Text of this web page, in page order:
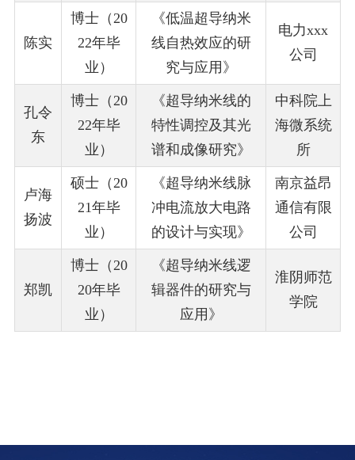
陈实
博士（20
22年毕
业）
《低温超导纳米
线自热效应的研
究与应用》
电力xxx
公司
孔令
东
博士（20
22年毕
业）
《超导纳米线的
特性调控及其光
谱和成像研究》
中科院上
海微系统
所
卢海
扬波
硕士（20
21年毕
业）
《超导纳米线脉
冲电流放大电路
的设计与实现》
南京益昂
通信有限
公司
郑凯
博士（20
20年毕
业）
《超导纳米线逻
辑器件的研究与
应用》
淮阴师范
学院